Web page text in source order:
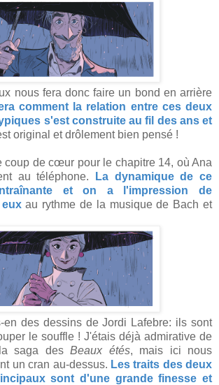
nous fera donc faire un bond en arrière
comment la relation entre ces deux
s'est construite au fil des ans et
original et drôlement bien pensé !
coup de cœur pour le chapitre 14, où Ana
au téléphone.
La dynamique de ce
et on a l'impression de
au rythme de la musique de Bach et
en des dessins de Jordi Lafebre: ils sont
le souffle ! J'étais déjà admirative de
saga des Beaux étés, mais ici nous
un cran au-dessus. Les traits des deux
sont d'une grande finesse et